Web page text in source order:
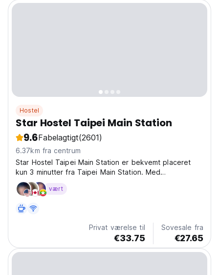
Hostel
Star Hostel Taipei Main Station
9.6Fabelagtigt(2601)
6.37km fra centrum
Star Hostel Taipei Main Station er bekvemt placeret
kun 3 minutter fra Taipei Main Station. Med
shoppingområde, attraktioner, restaurant og
natmarkeder alle inden for nem gåafstand.
vært
Privat værelse til
€33.75
Sovesale fra
€27.65